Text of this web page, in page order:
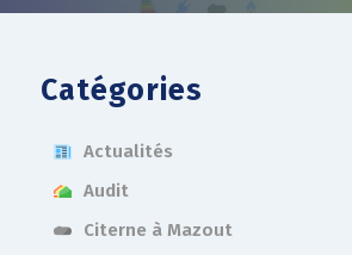
Catégories
Actualités
Audit
Citerne à Mazout